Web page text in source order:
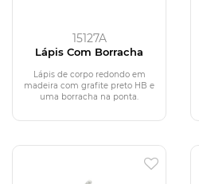
15127A
Lápis Com Borracha
Lápis de corpo redondo em
madeira com grafite preto HB e
uma borracha na ponta.